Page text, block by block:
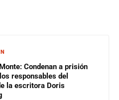
Condenan a prisión
responsables del
la escritora Doris